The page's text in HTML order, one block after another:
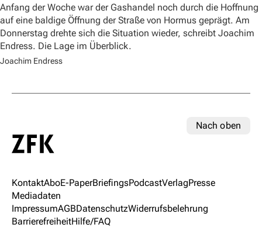
Anfang der Woche war der Gashandel noch durch die Hoffnung
auf eine baldige Öffnung der Straße von Hormus geprägt. Am
Donnerstag drehte sich die Situation wieder, schreibt Joachim
Endress. Die Lage im Überblick.
Joachim Endress
Nach oben
KontaktAboE-PaperBriefingsPodcastVerlagPresse
Mediadaten
ImpressumAGBDatenschutzWiderrufsbelehrung
BarrierefreiheitHilfe/FAQ